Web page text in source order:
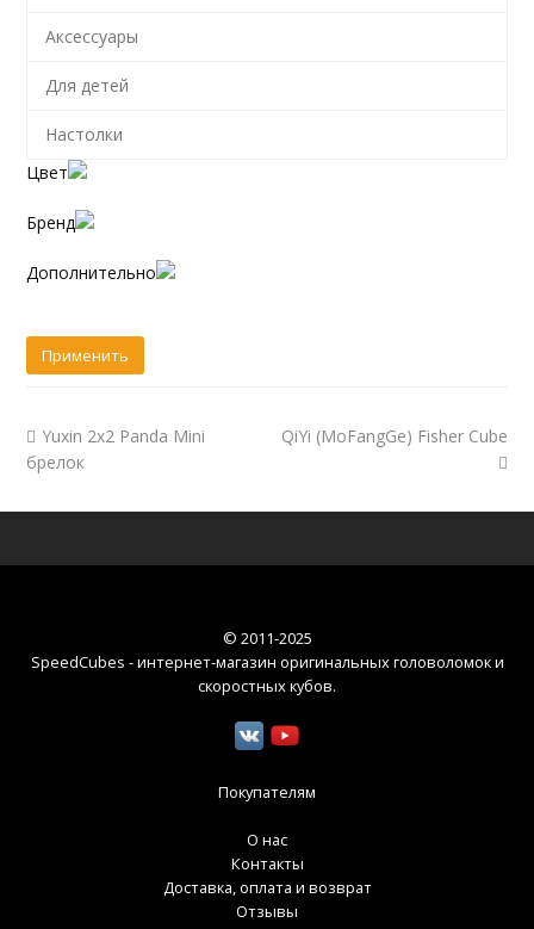
Аксессуары
Для детей
Настолки
Цвет
Бренд
Дополнительно
Yuxin 2x2 Panda Mini
брелок
QiYi (MoFangGe) Fisher Cube
© 2011-2025
SpeedCubes - интернет-магазин оригинальных головоломок и
скоростных кубов.
Покупателям
О нас
Контакты
Доставка, оплата и возврат
Отзывы